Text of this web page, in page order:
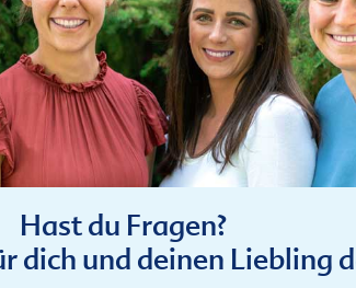
Hast du Fragen?
dich und deinen Liebling